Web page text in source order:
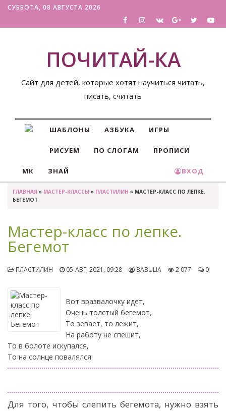
СУББОТА, 08 АВГУСТА 2026
ПОЧИТАЙ-КА
Сайт для детей, которые хотят научиться читать,
писать, считать
ШАБЛОНЫ АЗБУКА ИГРЫ
РИСУЕМ ПО СЛОГАМ ПРОПИСИ
МК ЗНАЙ ВХОД
ГЛАВНАЯ » МАСТЕР-КЛАССЫ » ПЛАСТИЛИН » МАСТЕР-КЛАСС ПО ЛЕПКЕ.
БЕГЕМОТ
Мастер-класс по лепке.
Бегемот
ПЛАСТИЛИН 05-АВГ, 2021, 09:28 BABULIA 2 077 0
Вот вразвалочку идет,
Очень толстый бегемот,
То зевает, то лежит,
На работу не спешит,
То в болоте искупался,
То на солнце повалялся.
Для того, чтобы слепить бегемота, нужно взять